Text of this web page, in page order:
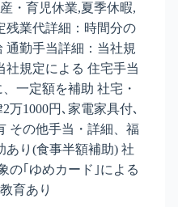
・育児休業,夏季休暇,
残業代詳細：時間分の
通勤手当詳細：当社規
社規定による 住宅手当
一定額を補助 社宅・
万1000円､家電家具付､
その他手当・詳細、福
あり(食事半額補助) 社
の｢ゆめカード｣による
育あり